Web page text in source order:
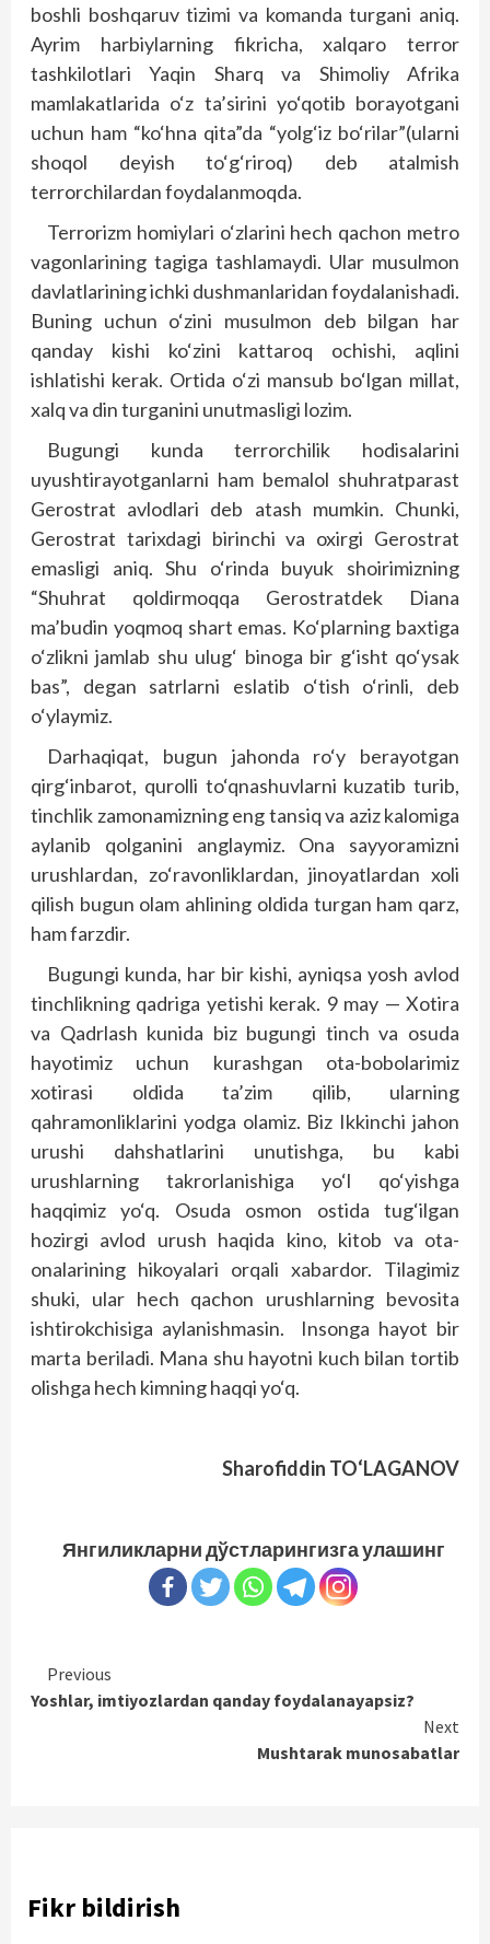
boshli boshqaruv tizimi va komanda turgani aniq.
Ayrim harbiylarning fikricha, xalqaro terror
tashkilotlari Yaqin Sharq va Shimoliy Afrika
mamlakatlarida o‘z ta’sirini yo‘qotib borayotgani
uchun ham “ko‘hna qita”da “yolg‘iz bo‘rilar”(ularni
shoqol deyish to‘g‘riroq) deb atalmish
terrorchilardan foydalanmoqda.
Terrorizm homiylari o‘zlarini hech qachon metro
vagonlarining tagiga tashlamaydi. Ular musulmon
davlatlarining ichki dushmanlaridan foydalanishadi.
Buning uchun o‘zini musulmon deb bilgan har
qanday kishi ko‘zini kattaroq ochishi, aqlini
ishlatishi kerak. Ortida o‘zi mansub bo‘lgan millat,
xalq va din turganini unutmasligi lozim.
Bugungi kunda terrorchilik hodisalarini
uyushtirayotganlarni ham bemalol shuhratparast
Gerostrat avlodlari deb atash mumkin. Chunki,
Gerostrat tarixdagi birinchi va oxirgi Gerostrat
emasligi aniq. Shu o‘rinda buyuk shoirimizning
“Shuhrat qoldirmoqqa Gerostratdek Diana
ma’budin yoqmoq shart emas. Ko‘plarning baxtiga
o‘zlikni jamlab shu ulug‘ binoga bir g‘isht qo‘ysak
bas”, degan satrlarni eslatib o‘tish o‘rinli, deb
o‘ylaymiz.
Darhaqiqat, bugun jahonda ro‘y berayotgan
qirg‘inbarot, qurolli to‘qnashuvlarni kuzatib turib,
tinchlik zamonamizning eng tansiq va aziz kalomiga
aylanib qolganini anglaymiz. Ona sayyoramizni
urushlardan, zo‘ravonliklardan, jinoyatlardan xoli
qilish bugun olam ahlining oldida turgan ham qarz,
ham farzdir.
Bugungi kunda, har bir kishi, ayniqsa yosh avlod
tinchlikning qadriga yetishi kerak. 9 may — Xotira
va Qadrlash kunida biz bugungi tinch va osuda
hayotimiz uchun kurashgan ota-bobolarimiz
xotirasi oldida ta’zim qilib, ularning
qahramonliklarini yodga olamiz. Biz Ikkinchi jahon
urushi dahshatlarini unutishga, bu kabi
urushlarning takrorlanishiga yo‘l qo‘yishga
haqqimiz yo‘q. Osuda osmon ostida tug‘ilgan
hozirgi avlod urush haqida kino, kitob va ota-
onalarining hikoyalari orqali xabardor. Tilagimiz
shuki, ular hech qachon urushlarning bevosita
ishtirokchisiga aylanishmasin. Insonga hayot bir
marta beriladi. Mana shu hayotni kuch bilan tortib
olishga hech kimning haqqi yo‘q.
Sharofiddin TO‘LAGANOV
Янгиликларни дўстларингизга улашинг
Continue
Reading
Previous
Yoshlar, imtiyozlardan qanday foydalanayapsiz?
Next
Mushtarak munosabatlar
Fikr bildirish